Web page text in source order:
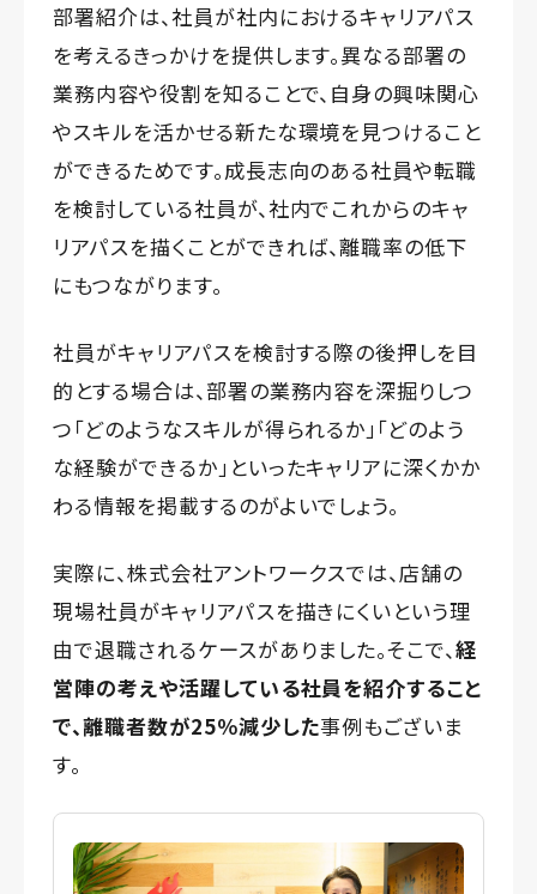
部署紹介は、社員が社内におけるキャリアパス
を考えるきっかけを提供します。異なる部署の
業務内容や役割を知ることで、自身の興味関心
やスキルを活かせる新たな環境を見つけること
ができるためです。成長志向のある社員や転職
を検討している社員が、社内でこれからのキャ
リアパスを描くことができれば、離職率の低下
にもつながります。
社員がキャリアパスを検討する際の後押しを目
的とする場合は、部署の業務内容を深掘りしつ
つ「どのようなスキルが得られるか」「どのよう
な経験ができるか」といったキャリアに深くかか
わる情報を掲載するのがよいでしょう。
実際に、株式会社アントワークスでは、店舗の
現場社員がキャリアパスを描きにくいという理
由で退職されるケースがありました。そこで、経
営陣の考えや活躍している社員を紹介すること
で、離職者数が25％減少した事例もございま
す。